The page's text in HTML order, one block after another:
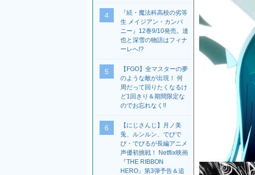
4
『続・魔法科高校の劣等
生 メイジアン・カンパ
ニー』12巻9/10発売。達
也と深雪の物語はフィナ
ーレへ!?
5
【FGO】全マスターの夢
のような敵が出現！ 何
周だって回りたくなるけ
ど1回きり＆期間限定な
のでお忘れなく!!
6
【にじさんじ】月ノ美
兎、ルンルン、でびで
び・でびるが長編アニメ
声優初挑戦！ Netflix映画
『THE RIBBON
HERO』第3弾予告＆追